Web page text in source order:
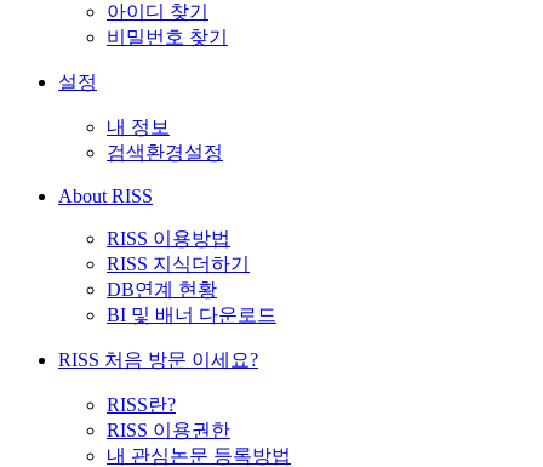
아이디 찾기
비밀번호 찾기
설정
내 정보
검색환경설정
About RISS
RISS 이용방법
RISS 지식더하기
DB연계 현황
BI 및 배너 다운로드
RISS 처음 방문 이세요?
RISS란?
RISS 이용권한
내 관심논문 등록방법